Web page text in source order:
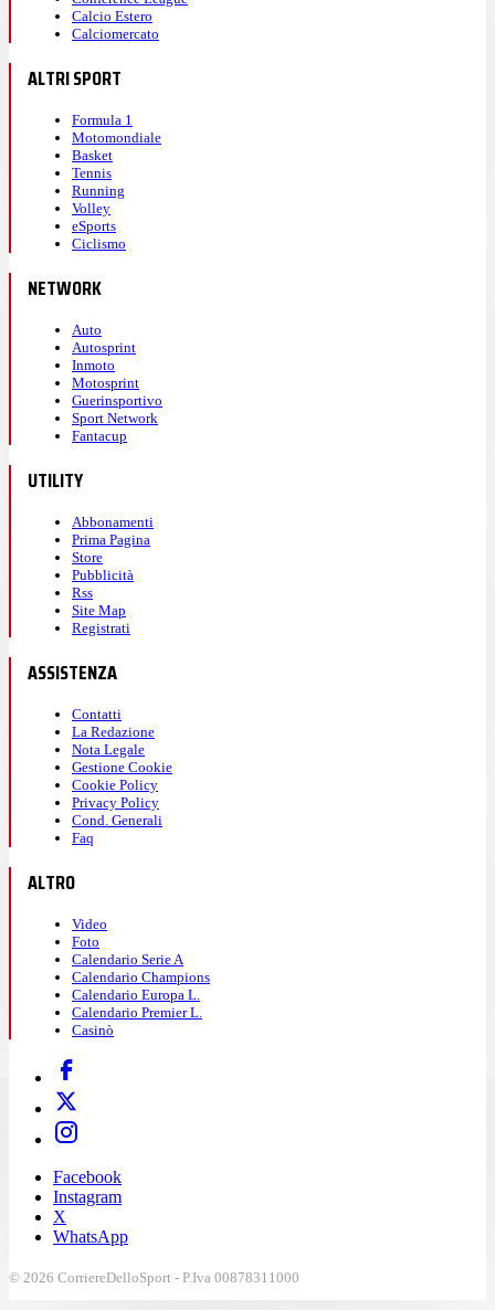
Calcio Estero
Calciomercato
ALTRI SPORT
Formula 1
Motomondiale
Basket
Tennis
Running
Volley
eSports
Ciclismo
NETWORK
Auto
Autosprint
Inmoto
Motosprint
Guerinsportivo
Sport Network
Fantacup
UTILITY
Abbonamenti
Prima Pagina
Store
Pubblicità
Rss
Site Map
Registrati
ASSISTENZA
Contatti
La Redazione
Nota Legale
Gestione Cookie
Cookie Policy
Privacy Policy
Cond. Generali
Faq
ALTRO
Video
Foto
Calendario Serie A
Calendario Champions
Calendario Europa L.
Calendario Premier L.
Casinò
Facebook
Instagram
X
WhatsApp
© 2026 CorriereDelloSport - P.Iva 00878311000